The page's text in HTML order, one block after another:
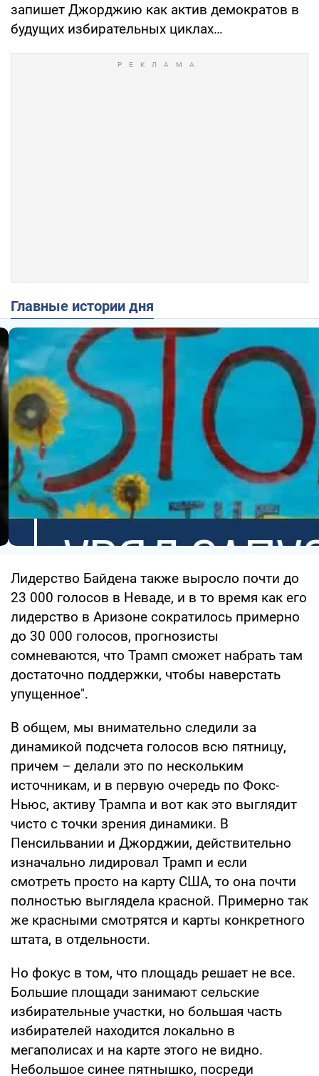
запишет Джорджию как актив демократов в
будущих избирательных циклах…
Главные истории дня
Лидерство Байдена также выросло почти до
23 000 голосов в Неваде, и в то время как его
лидерство в Аризоне сократилось примерно
до 30 000 голосов, прогнозисты
сомневаются, что Трамп сможет набрать там
достаточно поддержки, чтобы наверстать
упущенное".
В общем, мы внимательно следили за
динамикой подсчета голосов всю пятницу,
причем – делали это по нескольким
источникам, и в первую очередь по Фокс-
Ньюс, активу Трампа и вот как это выглядит
чисто с точки зрения динамики. В
Пенсильвании и Джорджии, действительно
изначально лидировал Трамп и если
смотреть просто на карту США, то она почти
полностью выглядела красной. Примерно так
же красными смотрятся и карты конкретного
штата, в отдельности.
Но фокус в том, что площадь решает не все.
Большие площади занимают сельские
избирательные участки, но большая часть
избирателей находится локально в
мегаполисах и на карте этого не видно.
Небольшое синее пятнышко, посреди